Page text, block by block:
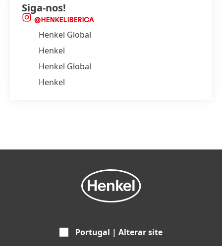
Siga-nos!
@HENKELIBERICA
Henkel Global
Henkel
Henkel Global
Henkel
Portugal | Alterar site